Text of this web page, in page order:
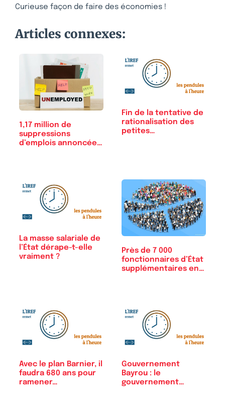
Curieuse façon de faire des économies !
Articles connexes:
1,17 million de
suppressions
d’emplois annoncées
Fin de la tentative de
rationalisation des
petites…
La masse salariale de
l’État dérape-t-elle
vraiment ?
Près de 7 000
fonctionnaires d’État
supplémentaires en
Avec le plan Barnier, il
faudra 680 ans pour
ramener…
Gouvernement
Bayrou : le
gouvernement